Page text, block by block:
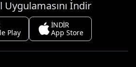
Uygulamasını İndir
Play
İNDİR
App Store